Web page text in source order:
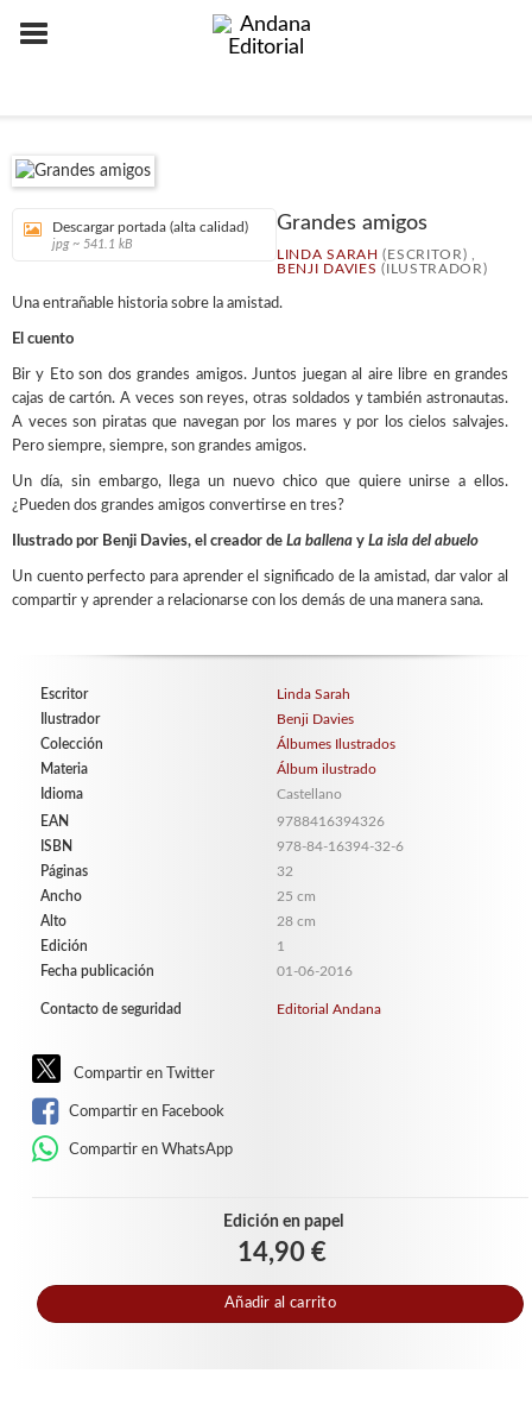
Descargar portada (alta calidad)
jpg ~ 541.1 kB
Grandes amigos
LINDA SARAH (ESCRITOR) ,
BENJI DAVIES (ILUSTRADOR)
Una entrañable historia sobre la amistad.
El cuento
Bir y Eto son dos grandes amigos. Juntos juegan al aire libre en grandes
cajas de cartón. A veces son reyes, otras soldados y también astronautas.
A veces son piratas que navegan por los mares y por los cielos salvajes.
Pero siempre, siempre, son grandes amigos.
Un día, sin embargo, llega un nuevo chico que quiere unirse a ellos.
¿Pueden dos grandes amigos convertirse en tres?
Ilustrado por Benji Davies, el creador de La ballena y La isla del abuelo
Un cuento perfecto para aprender el significado de la amistad, dar valor al
compartir y aprender a relacionarse con los demás de una manera sana.
Escritor
Linda Sarah
Ilustrador
Benji Davies
Colección
Álbumes Ilustrados
Materia
Álbum ilustrado
Idioma
Castellano
EAN
9788416394326
ISBN
978-84-16394-32-6
Páginas
32
Ancho
25 cm
Alto
28 cm
Edición
1
Fecha publicación
01-06-2016
Contacto de seguridad Editorial Andana
Compartir en Twitter
Compartir en Facebook
Compartir en WhatsApp
Edición en papel
14,90 €
Añadir al carrito